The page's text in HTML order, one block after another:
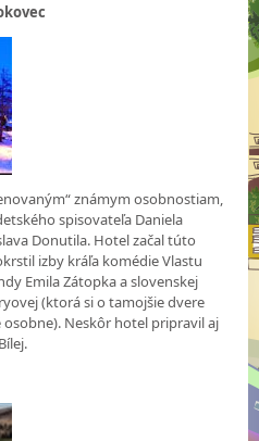
známym osobnostiam,
spisovateľa Daniela
Donutila. Hotel začal túto
izby kráľa komédie Vlastu
Emila Zátopka a slovenskej
(ktorá si o tamojšie dvere
Neskôr hotel pripravil aj